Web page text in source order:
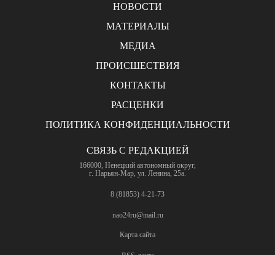
НОВОСТИ
МАТЕРИАЛЫ
МЕДИА
ПРОИСШЕСТВИЯ
КОНТАКТЫ
РАСЦЕНКИ
ПОЛИТИКА КОНФИДЕНЦИАЛЬНОСТИ
СВЯЗЬ С РЕДАКЦИЕЙ
166000, Ненецкий автономный округ,
г. Нарьян-Мар, ул. Ленина, 25а.
8 (81853) 4-21-73
nao24ru@mail.ru
Карта сайта